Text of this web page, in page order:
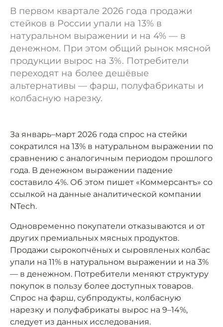
В первом квартале 2026 года продажи
стейков в России упали на 13% в
натуральном выражении и на 4% — в
денежном. При этом общий рынок мясной
продукции вырос на 3%. Потребители
переходят на более дешёвые
альтернативы — фарш, полуфабрикаты и
колбасную нарезку.
За январь–март 2026 года спрос на стейки
сократился на 13% в натуральном выражении по
сравнению с аналогичным периодом прошлого
года. В денежном выражении падение
составило 4%. Об этом пишет «Коммерсантъ» со
ссылкой на данные аналитической компании
NTech.
Одновременно покупатели отказываются и от
других премиальных мясных продуктов.
Продажи сырокопчёных и сыровялeных колбас
упали на 11% в натуральном выражении и на 3%
— в денежном. Потребители меняют структуру
покупок в пользу более доступных товаров.
Спрос на фарш, субпродукты, колбасную
нарезку и полуфабрикаты вырос на 9–14%,
следует из данных исследования.